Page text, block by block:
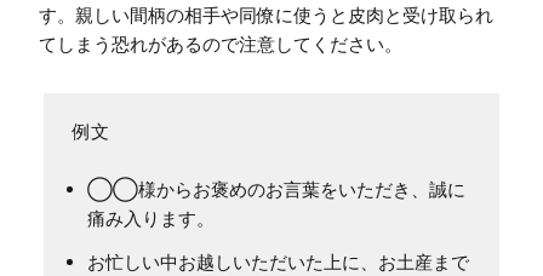
す。親しい間柄の相手や同僚に使うと皮肉と受け取られ
てしまう恐れがあるので注意してください。
◯◯様からお褒めのお言葉をいただき、誠に
痛み入ります。
お忙しい中お越しいただいた上に、お土産まで